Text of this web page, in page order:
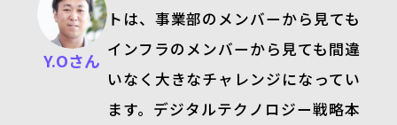
Y.Oさん
トは、事業部のメンバーから見ても
インフラのメンバーから見ても間違
いなく大きなチャレンジになってい
ます。デジタルテクノロジー戦略本